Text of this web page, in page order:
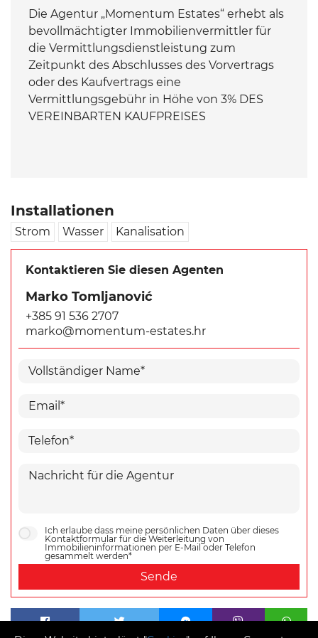
Die Agentur „Momentum Estates“ erhebt als
bevollmächtigter Immobilienvermittler für
die Vermittlungsdienstleistung zum
Zeitpunkt des Abschlusses des Vorvertrags
oder des Kaufvertrags eine
Vermittlungsgebühr in Höhe von 3% DES
VEREINBARTEN KAUFPREISES
Installationen
Strom Wasser Kanalisation
Kontaktieren Sie diesen Agenten
Marko Tomljanović
+385 91 536 2707
marko@momentum-estates.hr
Ich erlaube dass meine persönlichen Daten über dieses
Kontaktformular für die Weiterleitung von
Immobilieninformationen per E-Mail oder Telefon
gesammelt werden*
Sende